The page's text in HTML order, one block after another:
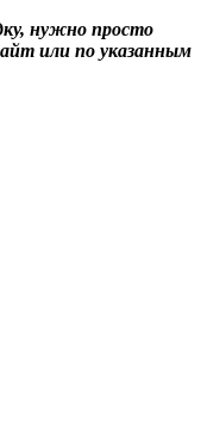
нужно просто
или по указанным